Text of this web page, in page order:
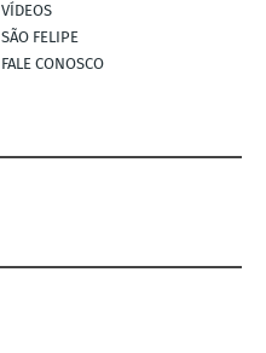
VÍDEOS
SÃO FELIPE
FALE CONOSCO